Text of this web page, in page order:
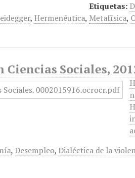
Etiquetas:
, Hermenéutica, Metafísica,
Ciencias Sociales,
, Desempleo, Dialéctica de la